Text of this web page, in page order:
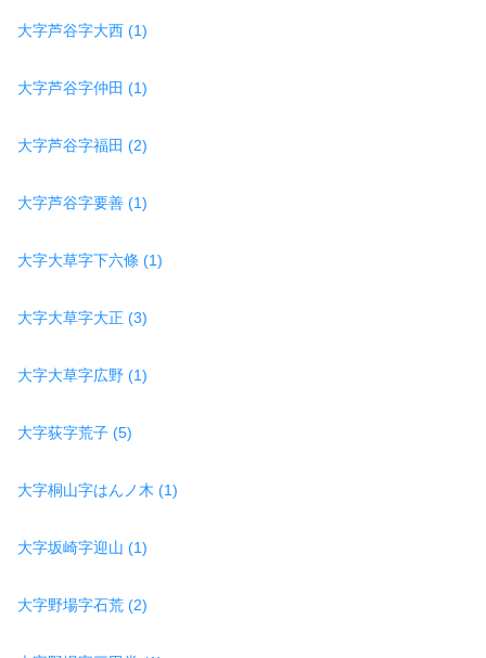
大字芦谷字大西 (1)
大字芦谷字仲田 (1)
大字芦谷字福田 (2)
大字芦谷字要善 (1)
大字大草字下六條 (1)
大字大草字大正 (3)
大字大草字広野 (1)
大字荻字荒子 (5)
大字桐山字はんノ木 (1)
大字坂崎字迎山 (1)
大字野場字石荒 (2)